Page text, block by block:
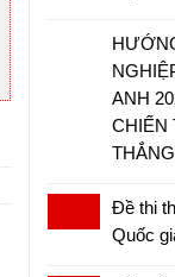
ANH
CHIẾN
THẮNG
Đề thi
Quốc